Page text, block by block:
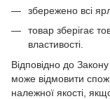
збережено всі
товар зберігає
властивості.
Відповідно до
може відмовити
належної якості,